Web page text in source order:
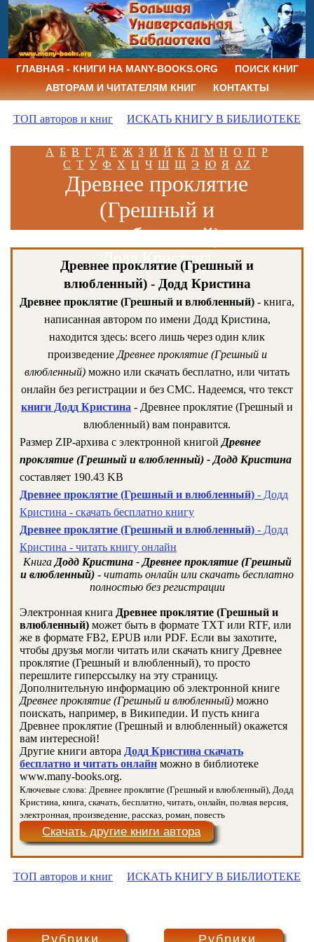
ГЛАВНАЯ - КНИГИ НА MANY-BOOKS.ORG
ПОИСК КНИГ
АВТОРАМ И ЧИТАТЕЛЯМ КНИГ
КОНТАКТЫ
ТОП авторов и книг ИСКАТЬ КНИГУ В БИБЛИОТЕКЕ
А Б В Г Д Е Ж З И Й К Л М Н О П Р
С Т У Ф Х Ц Ч Ш Щ Э Ю Я AZ
Древнее проклятие
(Грешный и
влюбленный)
Додд Кристина
Древнее проклятие (Грешный и
влюбленный) - Додд Кристина
Древнее проклятие (Грешный и влюбленный) - книга,
написанная автором по имени Додд Кристина,
находится здесь: всего лишь через один клик
произведение Древнее проклятие (Грешный и
влюбленный) можно или скачать бесплатно, или читать
онлайн без регистрации и без СМС. Надеемся, что текст
книги Додд Кристина - Древнее проклятие (Грешный и
влюбленный) вам понравится.
Размер ZIP-архива c электронной книгой Древнее
проклятие (Грешный и влюбленный) - Додд Кристина
составляет 190.43 KB
Древнее проклятие (Грешный и влюбленный) - Додд
Кристина - скачать бесплатно книгу
Древнее проклятие (Грешный и влюбленный) - Додд
Кристина - читать книгу онлайн
Книга Додд Кристина - Древнее проклятие (Грешный
и влюбленный) - читать онлайн или скачать бесплатно
полностью без регистрации
Электронная книга Древнее проклятие (Грешный и
влюбленный) может быть в формате TXT или RTF, или
же в формате FB2, EPUB или PDF. Если вы захотите,
чтобы друзья могли читать или скачать книгу Древнее
проклятие (Грешный и влюбленный), то просто
перешлите гиперссылку на эту страницу.
Дополнительную информацию об электронной книге
Древнее проклятие (Грешный и влюбленный) можно
поискать, например, в Википедии. И пусть книга
Древнее проклятие (Грешный и влюбленный) окажется
вам интересной!
Другие книги автора Додд Кристина скачать
бесплатно и читать онлайн можно в библиотеке
www.many-books.org.
Ключевые слова: Древнее проклятие (Грешный и влюбленный), Додд
Кристина, книга, скачать, бесплатно, читать, онлайн, полная версия,
электронная, произведение, рассказ, роман, повесть
Скачать другие книги автора
ТОП авторов и книг ИСКАТЬ КНИГУ В БИБЛИОТЕКЕ
Рубрики Рубрики